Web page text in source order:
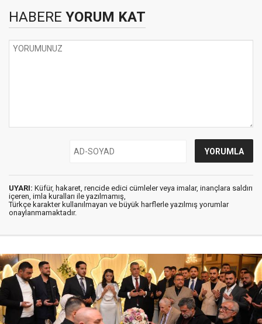
HABERE YORUM KAT
UYARI: Küfür, hakaret, rencide edici cümleler veya imalar, inançlara saldırı
içeren, imla kuralları ile yazılmamış,
Türkçe karakter kullanılmayan ve büyük harflerle yazılmış yorumlar
onaylanmamaktadır.